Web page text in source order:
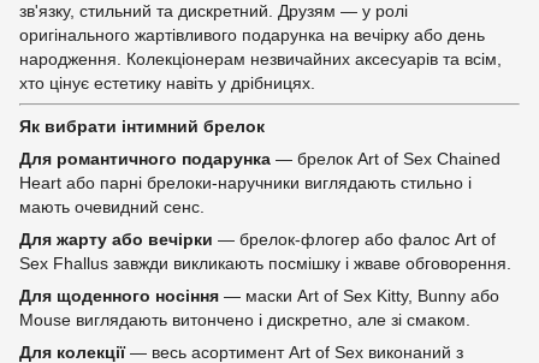
зв'язку, стильний та дискретний. Друзям — у ролі
оригінального жартівливого подарунка на вечірку або день
народження. Колекціонерам незвичайних аксесуарів та всім,
хто цінує естетику навіть у дрібницях.
Як вибрати інтимний брелок
Для романтичного подарунка — брелок Art of Sex Chained
Heart або парні брелоки-наручники виглядають стильно і
мають очевидний сенс.
Для жарту або вечірки — брелок-флогер або фалос Art of
Sex Fhallus завжди викликають посмішку і жваве обговорення.
Для щоденного носіння — маски Art of Sex Kitty, Bunny або
Mouse виглядають витончено і дискретно, але зі смаком.
Для колекції— весь асортимент Art of Sex виконаний з